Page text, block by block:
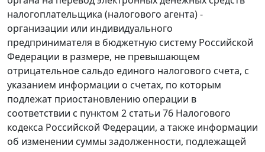
налогоплательщика (налогового агента) -
организации или индивидуального
предпринимателя в бюджетную систему Российской
Федерации в размере, не превышающем
отрицательное сальдо единого налогового счета, с
указанием информации о счетах, по которым
подлежат приостановлению операции в
соответствии с пунктом 2 статьи 76 Налогового
кодекса Российской Федерации, а также информации
об изменении суммы задолженности, подлежащей